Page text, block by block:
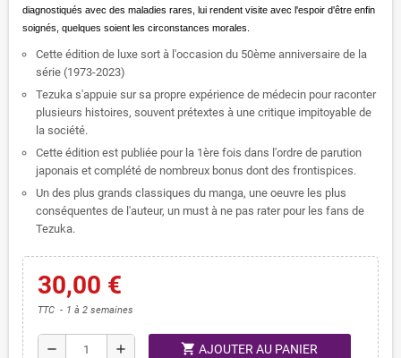
diagnostiqués avec des maladies rares, lui rendent visite avec l'espoir d'être enfin
soignés, quelques soient les circonstances morales.
Cette édition de luxe sort à l'occasion du 50ème anniversaire de la
série (1973-2023)
Tezuka s'appuie sur sa propre expérience de médecin pour raconter
plusieurs histoires, souvent prétextes à une critique impitoyable de
la société.
Cette édition est publiée pour la 1ère fois dans l'ordre de parution
japonais et complété de nombreux bonus dont des frontispices.
Un des plus grands classiques du manga, une oeuvre les plus
conséquentes de l'auteur, un must à ne pas rater pour les fans de
Tezuka.
30,00 €
TTC 1 à 2 semaines
remove add shopping_cart AJOUTER AU PANIER